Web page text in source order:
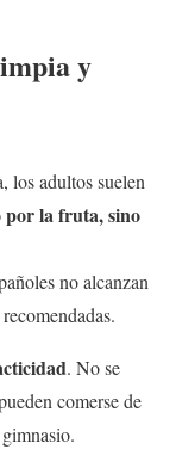
y
los adultos suelen
por la fruta, sino
no alcanzan
. No se
comerse de